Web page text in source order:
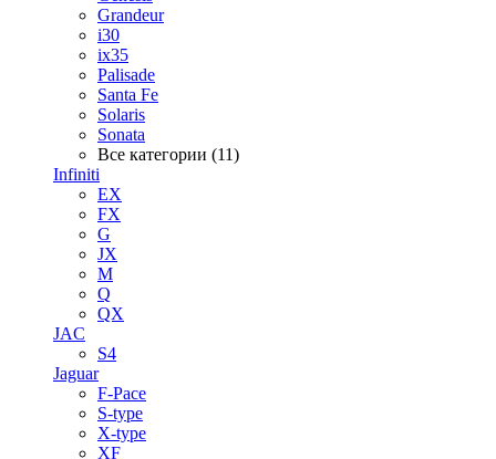
Grandeur
i30
ix35
Palisade
Santa Fe
Solaris
Sonata
Все категории (11)
Infiniti
EX
FX
G
JX
M
Q
QX
JAC
S4
Jaguar
F-Pace
S-type
X-type
XF